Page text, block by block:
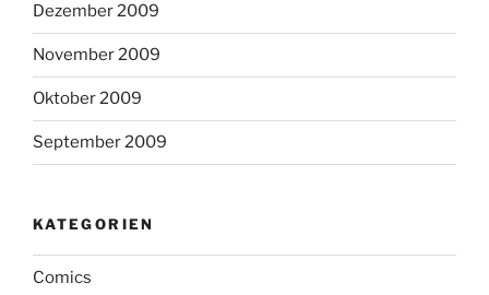
Dezember 2009
November 2009
Oktober 2009
September 2009
KATEGORIEN
Comics